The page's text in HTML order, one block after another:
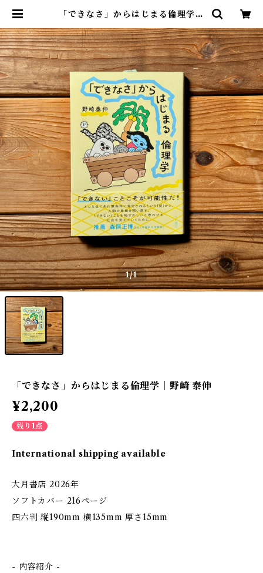
「できなさ」からはじまる倫理学｜
屋 トンガ坂文庫
1/1
「できなさ」からはじまる倫理学｜野崎 泰伸
¥2,200
残り1点
International shipping available
大月書店 2026年
ソフトカバー 216ページ
四六判 縦190mm 横135mm 厚さ15mm
- 内容紹介 -